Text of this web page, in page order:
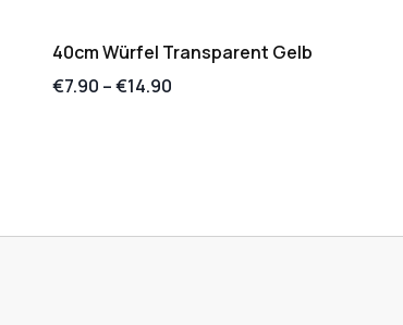
40cm Würfel Transparent Gelb
€7.90 –€14.90